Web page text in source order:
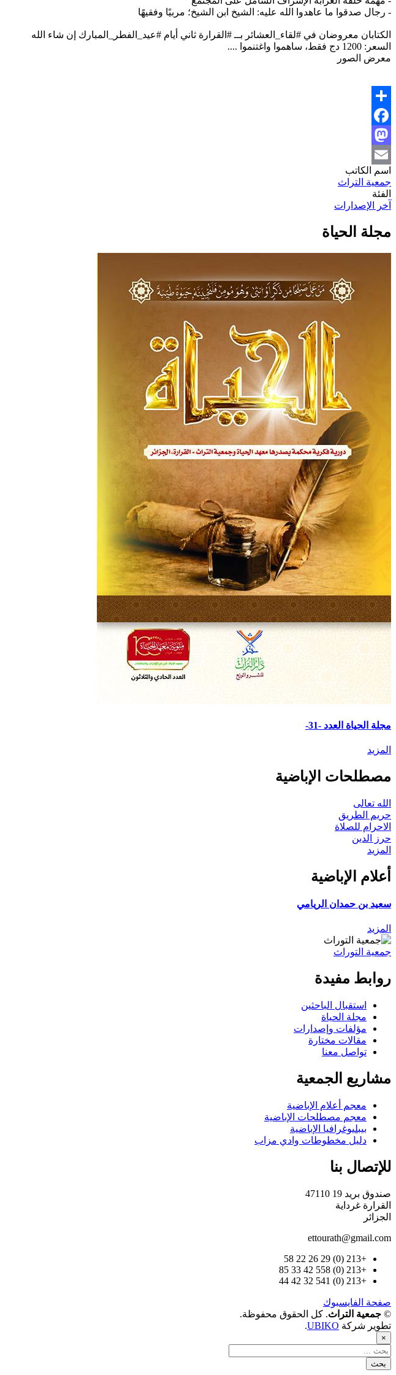
- رجال صدقوا ما عاهدوا الله عليه: الشيخ ابن الشيخ؛ مربيًا وفقيهًا
الكتابان معروضان في #لقاء_العشائر بــ #القرارة ثاني أيام #عيد_الفطر_المبارك إن شاء الله
السعر: 1200 دج فقط، ساهموا واغتنموا ....
معرض الصور
Share
Facebook
Mastodon
Email
اسم الكاتب
جمعية التراث
الفئة
آخر الإصدارات
مجلة الحياة
مجلة الحياة العدد -31-
المزيد
مصطلحات الإباضية
الله تعالى
حريم الطريق
الاحرام للصلاة
حرز الدين
المزيد
أعلام الإباضية
سعيد بن حمدان الريامي
المزيد
جمعية التوراث
روابط مفيدة
استقبال الباحثين
مجلة الحياة
مؤلفات وإصدارات
مقالات مختارة
تواصل معنا
مشاريع الجمعية
معجم أعلام الإباضية
معجم مصطلحات الإباضية
بيبليوغرافيا الإباضية
دليل مخطوطات وادي مزاب
للإتصال بنا
صندوق بريد 19 47110
القرارة غرداية
الجزائر
ettourath@gmail.com
+213 (0) 29 26 22 58
+213 (0) 558 42 33 85
+213 (0) 541 32 42 44
صفحة الفايسبوك
© جمعية التراث. كل الحقوق محفوظة.
تطوير شركة UBIKO
.
×
بحث